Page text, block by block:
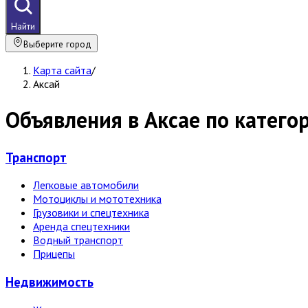
Найти
Выберите город
Карта сайта/
Аксай
Объявления в Аксае по
Транспорт
Легковые автомобили
Мотоциклы и мототехника
Грузовики и спецтехника
Аренда спецтехники
Водный транспорт
Прицепы
Недвижи­мость